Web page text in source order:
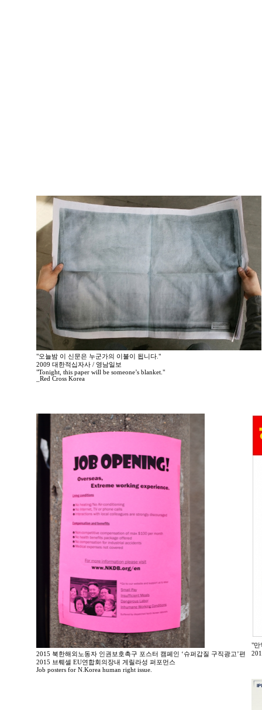
"오늘밤 이 신문은 누군가의 이불이 됩니다."
2009 대한적십자사 / 영남일보
"Tonight, this paper will be someone’s blanket."
_Red Cross Korea
2015 북한해외노동자 인권보호촉구 포스터 캠페인 ‘슈퍼갑질 구직광고’편
2015 브뤠셀 EU연합회의장내 게릴라성 퍼포먼스
Job posters for N.Korea human right issue.
"만